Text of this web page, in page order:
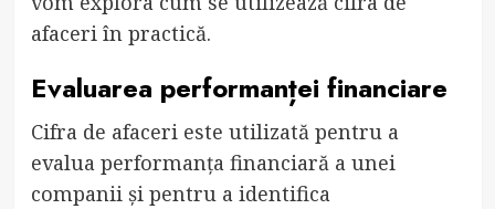
afaceri în practică.
Evaluarea performanței financiare
Cifra de afaceri este utilizată pentru a
evalua performanța financiară a unei
companii și pentru a identifica